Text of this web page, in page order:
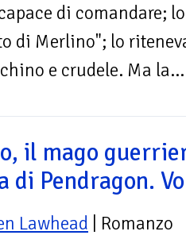
di comandare;
di Merlino"; lo
e crudele. Ma la...
il mago
di Pendragon.
Lawhead | Romanzo